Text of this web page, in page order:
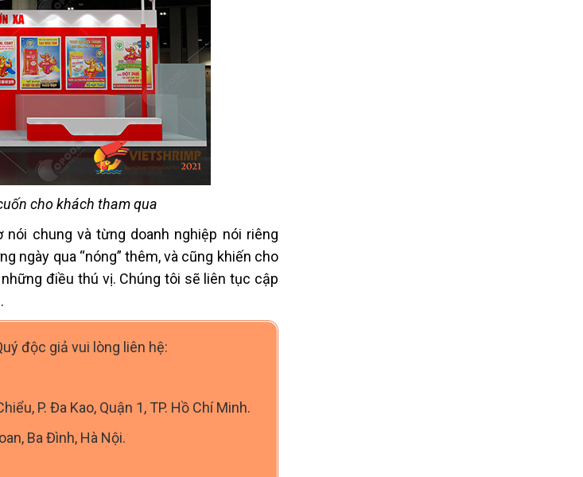
cho khách tham qua
chung và từng doanh nghiệp nói riêng
ngày qua “nóng” thêm, và cũng khiến cho
điều thú vị. Chúng tôi sẽ liên tục cập
độc giả vui lòng liên hệ:
P. Đa Kao, Quận 1, TP. Hồ Chí Minh.
Ba Đình, Hà Nội.